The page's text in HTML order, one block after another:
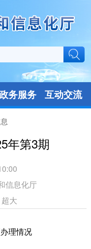
务服务 互动交流
年第3期
信息化厅
超大
理情况